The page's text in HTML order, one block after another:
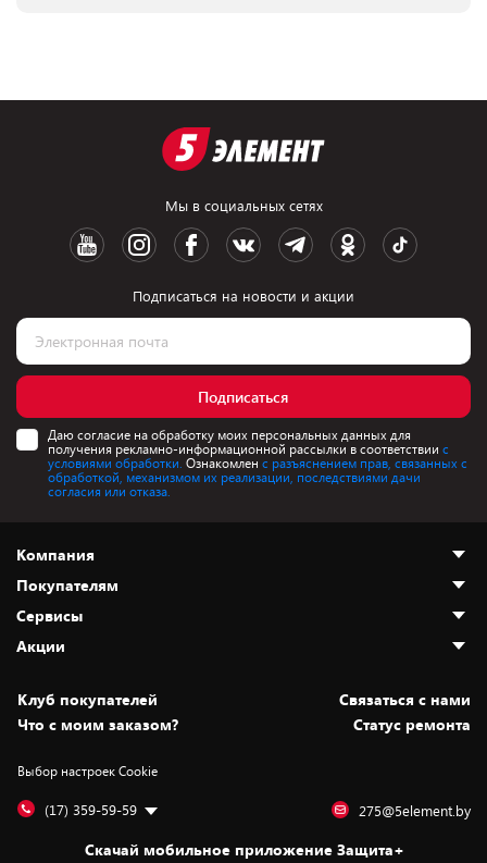
Мы в социальных сетях
Подписаться на новости и акции
Подписаться
Даю согласие на обработку моих персональных данных для
получения рекламно-информационной рассылки в соответствии с
условиями обработки. Ознакомлен с разъяснением прав, связанных с
обработкой, механизмом их реализации, последствиями дачи
согласия или отказа.
Компания
О нас
Адреса магазинов
Новости
Статьи и обзоры
Вакансии
Дай пять добру!
Покупателям
Как сделать заказ
Оплата и доставка
Безналичный расчёт
Обмен и возврат товара
Обработка персональных данных
Подарочные карты
Сервисы
Установка техники
Для игровых консолей
Для мобильных устройств
Для компьютеров
Акции
Скидки и промокоды
Белорусские товары
Бонусы
Оплата частями
Клуб покупателей
Cвязаться с нами
Что с моим заказом?
Статус ремонта
Выбор настроек Cookie
(17) 359-59-59 275@5element.by
Скачай мобильное приложение Защита+